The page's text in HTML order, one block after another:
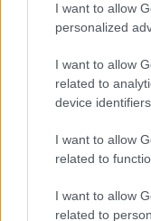
I want to allow
personalized
I want to allow
related to
device
I want to allow
related to
I want to allow
related to
Stade
niveau",
Mola,
après la
Racing 92
Ugo Mola
de